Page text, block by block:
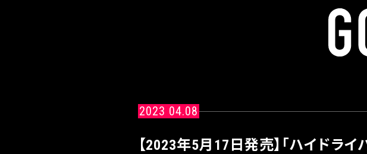
G
O
2023 04.08
【2023年5月17日発売】「ハイドラ